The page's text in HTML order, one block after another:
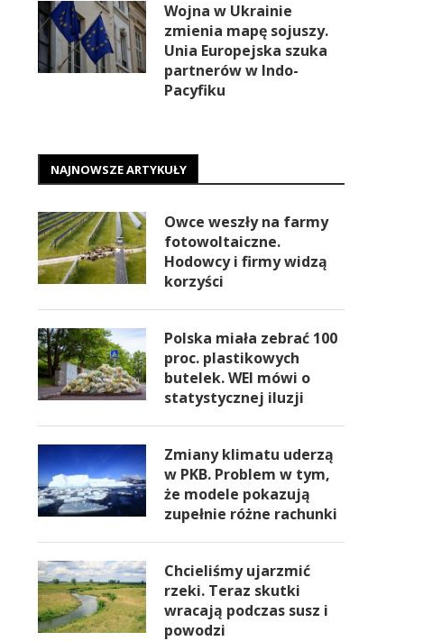
Wojna w Ukrainie
zmienia mapę sojuszy.
Unia Europejska szuka
partnerów w Indo-
Pacyfiku
NAJNOWSZE ARTYKUŁY
Owce weszły na farmy
fotowoltaiczne.
Hodowcy i firmy widzą
korzyści
Polska miała zebrać 100
proc. plastikowych
butelek. WEI mówi o
statystycznej iluzji
Zmiany klimatu uderzą
w PKB. Problem w tym,
że modele pokazują
zupełnie różne rachunki
Chcieliśmy ujarzmić
rzeki. Teraz skutki
wracają podczas susz i
powodzi